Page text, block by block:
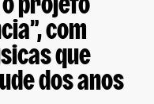
o projeto
com
que
dos anos